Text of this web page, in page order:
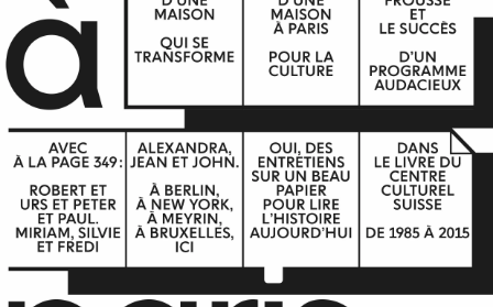
Publications
About
FR/EN